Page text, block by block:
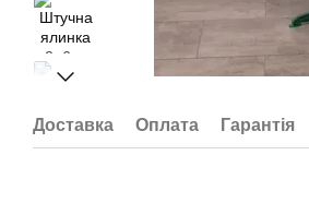
Доставка Оплата Гарантія